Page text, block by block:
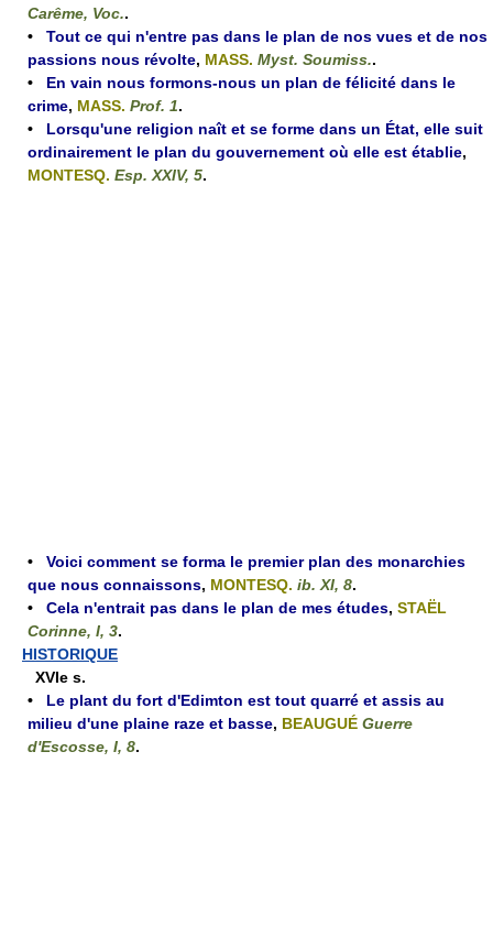
Carême, Voc..
• Tout ce qui n'entre pas dans le plan de nos vues et de nos
passions nous révolte, MASS. Myst. Soumiss..
• En vain nous formons-nous un plan de félicité dans le
crime, MASS. Prof. 1.
• Lorsqu'une religion naît et se forme dans un État, elle suit
ordinairement le plan du gouvernement où elle est établie,
MONTESQ. Esp. XXIV, 5.
• Voici comment se forma le premier plan des monarchies
que nous connaissons, MONTESQ. ib. XI, 8.
• Cela n'entrait pas dans le plan de mes études, STAËL
Corinne, I, 3.
HISTORIQUE
XVIe s.
• Le plant du fort d'Edimton est tout quarré et assis au
milieu d'une plaine raze et basse, BEAUGUÉ Guerre
d'Escosse, I, 8.